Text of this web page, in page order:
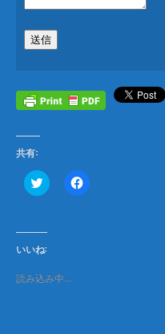
送信
共有:
ク
リ
て
T
w
t
t
F
a
いいね:
読み込み中…